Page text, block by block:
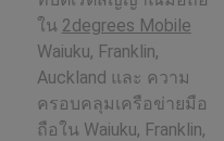
ใน 2degrees Mobile
Waiuku, Franklin,
Auckland และ ความ
ครอบคลุมเครือข่ายมือ
ถือใน Waiuku, Franklin,